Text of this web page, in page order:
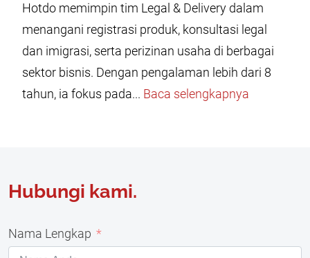
Hotdo memimpin tim Legal & Delivery dalam
menangani registrasi produk, konsultasi legal
dan imigrasi, serta perizinan usaha di berbagai
sektor bisnis. Dengan pengalaman lebih dari 8
tahun, ia fokus pada... Baca selengkapnya
Hubungi kami.
Nama Lengkap